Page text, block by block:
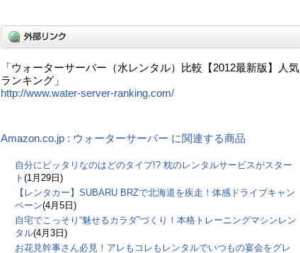
「ウォーターサーバー（水レンタル）比較【2012最新版】人気
ランキング」
http://www.water-server-ranking.com/
Amazon.co.jp : ウォーターサーバー に関連する商品
自分にピッタリなのはどのタイプ!? 枕のレンタルサービスがスター
ト (1月29日)
【レンタカー】SUBARU BRZで北海道を疾走！体感ドライブキャン
ペーン(4月5日)
自宅でこっそり“魅せるカラダ”づくり！本格トレーニングマシンレン
タル(4月3日)
お花見幹事さん必見！アレもコレもレンタルでいつもの宴会をグレ